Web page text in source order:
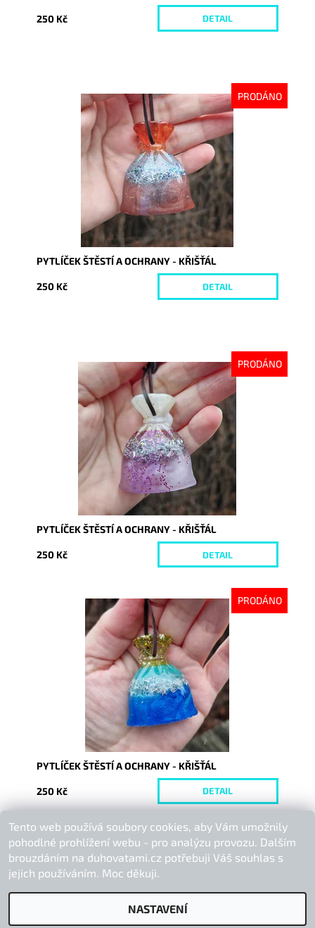
250 Kč DETAIL
PRODÁNO
Dostupnost:
Vyprodáno
10469
PYTLÍČEK ŠTĚSTÍ A OCHRANY - KŘIŠŤÁL
250 Kč DETAIL
PRODÁNO
Dostupnost:
Vyprodáno
10470
PYTLÍČEK ŠTĚSTÍ A OCHRANY - KŘIŠŤÁL
250 Kč DETAIL
PRODÁNO
Dostupnost:
Vyprodáno
10471
PYTLÍČEK ŠTĚSTÍ A OCHRANY - KŘIŠŤÁL
250 Kč DETAIL
Buďte první, kdo napíše příspěvek k této položce.
Přidat komentář
Tento web používá soubory cookies, aby Vám umožnily
pohodlné prohlížení webu - pro analýzu provozu. Dalším
brouzdáním na duhovatami.cz potřebuji Váš souhlas s
jejich používáním. Moc děkuji.
NASTAVENÍ